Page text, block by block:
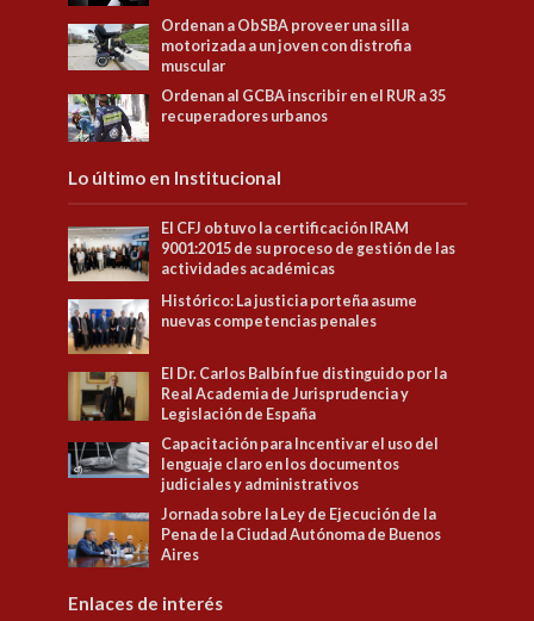
Ordenan a ObSBA proveer una silla
motorizada a un joven con distrofia
muscular
Ordenan al GCBA inscribir en el RUR a 35
recuperadores urbanos
Lo último en Institucional
El CFJ obtuvo la certificación IRAM
9001:2015 de su proceso de gestión de las
actividades académicas
Histórico: La justicia porteña asume
nuevas competencias penales
El Dr. Carlos Balbín fue distinguido por la
Real Academia de Jurisprudencia y
Legislación de España
Capacitación para Incentivar el uso del
lenguaje claro en los documentos
judiciales y administrativos
Jornada sobre la Ley de Ejecución de la
Pena de la Ciudad Autónoma de Buenos
Aires
Enlaces de interés